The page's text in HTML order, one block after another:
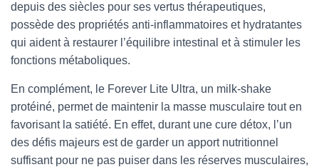
depuis des siècles pour ses vertus thérapeutiques,
possède des propriétés anti-inflammatoires et hydratantes
qui aident à restaurer l’équilibre intestinal et à stimuler les
fonctions métaboliques.
En complément, le Forever Lite Ultra, un milk-shake
protéiné, permet de maintenir la masse musculaire tout en
favorisant la satiété. En effet, durant une cure détox, l’un
des défis majeurs est de garder un apport nutritionnel
suffisant pour ne pas puiser dans les réserves musculaires,